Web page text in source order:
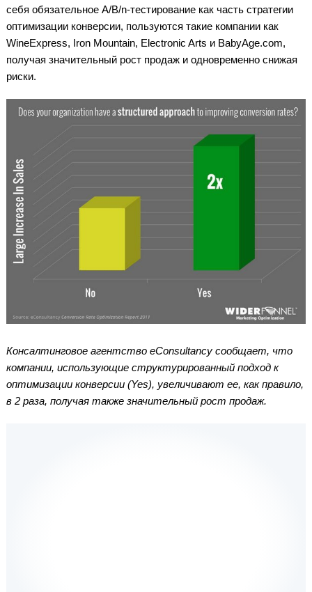
себя обязательное A/B/n-тестирование как часть стратегии
оптимизации конверсии, пользуются такие компании как
WineExpress, Iron Mountain, Electronic Arts и BabyAge.com,
получая значительный рост продаж и одновременно снижая
риски.
Консалтинговое агентство eConsultancy сообщает, что
компании, использующие структурированный подход к
оптимизации конверсии (Yes), увеличивают ее, как правило,
в 2 раза, получая также значительный рост продаж.